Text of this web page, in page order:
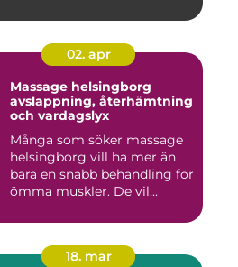
02. apr
Massage helsingborg
avslappning, återhämtning
och vardagslyx
Många som söker massage
helsingborg vill ha mer än
bara en snabb behandling för
ömma muskler. De vil...
18. mar